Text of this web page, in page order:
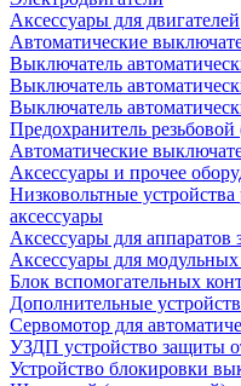
Аксессуары для двигателей
Автоматические
Выключатель
Выключатель
Выключатель
Предохранитель
Автоматические
Аксессуары и прочее
Низковольтные
аксессуары
Аксессуары для аппаратов
Аксессуары для модульных
Блок вспомогательных
Дополнительные
Сервомотор для
УЗДП устройство защиты
Устройство блокировки